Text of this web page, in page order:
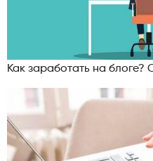
Как заработать на блоге?